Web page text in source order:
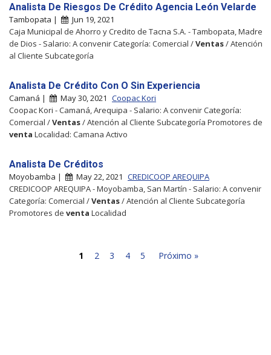
Analista De Riesgos De Crédito Agencia León Velarde
Tambopata |
Jun 19, 2021
Caja Municipal de Ahorro y Credito de Tacna S.A. - Tambopata, Madre
de Dios - Salario: A convenir Categoría: Comercial /Ventas/ Atención
al Cliente Subcategoría
Analista De Crédito Con O Sin Experiencia
Camaná | May 30, 2021 Coopac Kori
Coopac Kori - Camaná, Arequipa - Salario: A convenir Categoría:
Comercial /Ventas/ Atención al Cliente Subcategoría Promotores de
venta Localidad: Camana Activo
Analista De Créditos
Moyobamba | May 22, 2021 CREDICOOP AREQUIPA
CREDICOOP AREQUIPA - Moyobamba, San Martín - Salario: A convenir
Categoría: Comercial /Ventas/ Atención al Cliente Subcategoría
Promotores de venta Localidad
1 2 3 4 5 Próximo »